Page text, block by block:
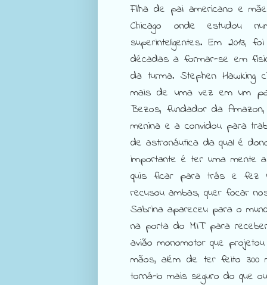
Filha de pai americano e
Chicago onde estudou
superinteligentes. Em 2013,
décadas a formar-se em
da turma. Stephen Hawking
mais de uma vez em um
Bezos, fundador da
menina e a convidou para
de astronáutica da qual é
importante é ter uma mente
quis ficar para trás e fez
recusou ambas, quer focar
Sabrina apareceu para o
na porta do MIT para
avião monomotor que
mãos, além de ter feito 300
torná-lo mais seguro do que